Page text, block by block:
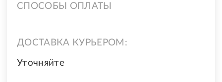
СПОСОБЫ ОПЛАТЫ
ДОСТАВКА КУРЬЕРОМ:
Уточняйте